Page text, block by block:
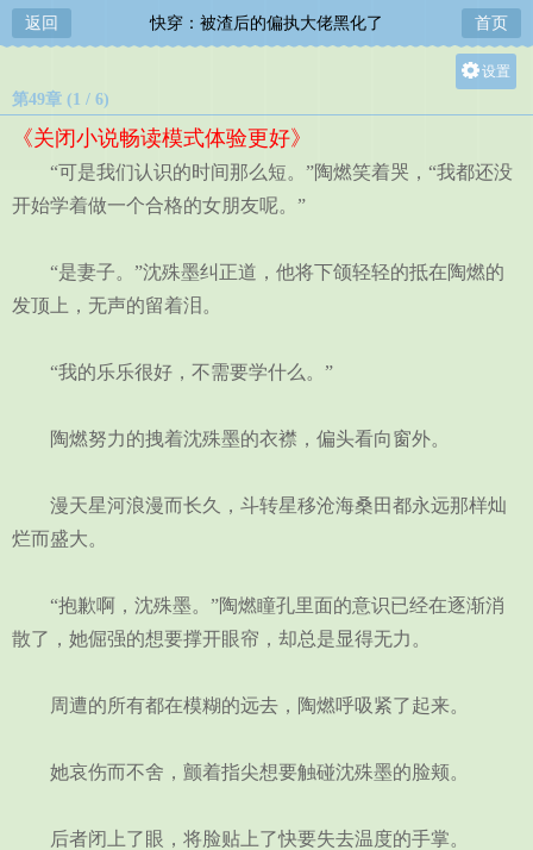
返回 快穿：被渣后的偏执大佬黑化了 首页
设置
中
第49章 (1 / 6)
《关闭小说畅读模式体验更好》
“可是我们认识的时间那么短。”陶燃笑着哭，“我都还没
开始学着做一个合格的女朋友呢。”
“是妻子。”沈殊墨纠正道，他将下颌轻轻的抵在陶燃的
发顶上，无声的留着泪。
“我的乐乐很好，不需要学什么。”
陶燃努力的拽着沈殊墨的衣襟，偏头看向窗外。
漫天星河浪漫而长久，斗转星移沧海桑田都永远那样灿
烂而盛大。
“抱歉啊，沈殊墨。”陶燃瞳孔里面的意识已经在逐渐消
散了，她倔强的想要撑开眼帘，却总是显得无力。
周遭的所有都在模糊的远去，陶燃呼吸紧了起来。
她哀伤而不舍，颤着指尖想要触碰沈殊墨的脸颊。
后者闭上了眼，将脸贴上了快要失去温度的手掌。